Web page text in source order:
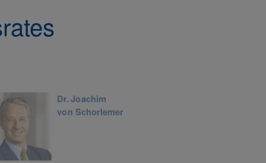
Dr. Joachim
von Schorlemer